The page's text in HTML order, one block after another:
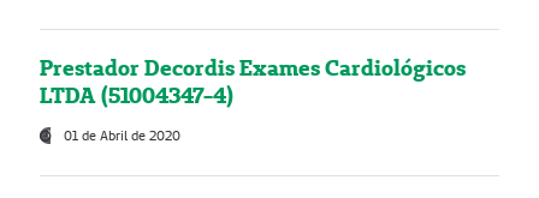
Prestador Decordis Exames Cardiológicos
LTDA (51004347-4)
01 de Abril de 2020